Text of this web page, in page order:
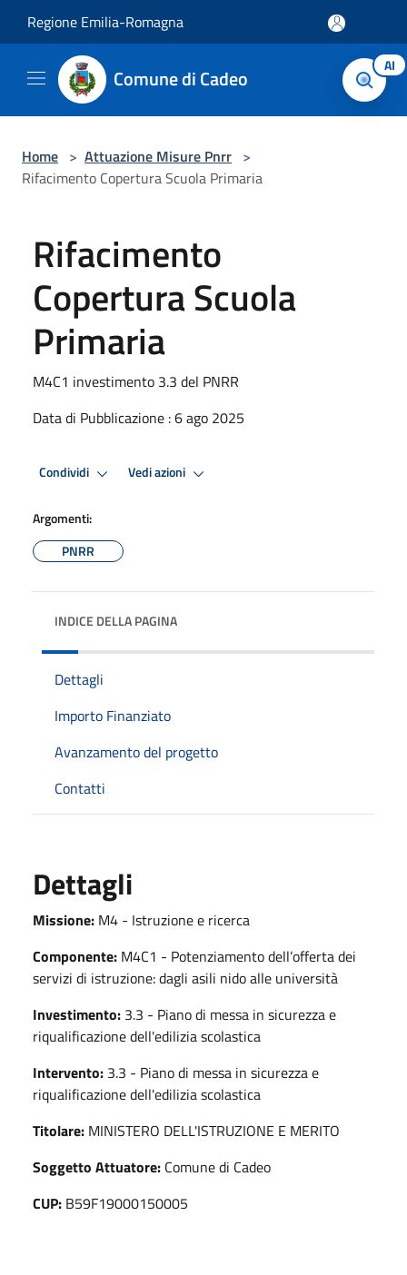
Regione Emilia-Romagna
Comune di Cadeo AI
Home > Attuazione Misure Pnrr >
Rifacimento Copertura Scuola Primaria
Rifacimento
Copertura Scuola
Primaria
M4C1 investimento 3.3 del PNRR
Data di Pubblicazione : 6 ago 2025
Condividi Vedi azioni
Argomenti:
PNRR
INDICE DELLA PAGINA
Dettagli
Importo Finanziato
Avanzamento del progetto
Contatti
Dettagli
Missione: M4 - Istruzione e ricerca
Componente: M4C1 - Potenziamento dell’offerta dei
servizi di istruzione: dagli asili nido alle università
Investimento: 3.3 - Piano di messa in sicurezza e
riqualificazione dell'edilizia scolastica
Intervento: 3.3 - Piano di messa in sicurezza e
riqualificazione dell'edilizia scolastica
Titolare: MINISTERO DELL'ISTRUZIONE E MERITO
Soggetto Attuatore: Comune di Cadeo
CUP: B59F19000150005